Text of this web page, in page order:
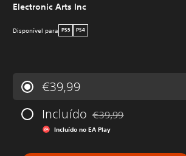
Electronic Arts Inc
Disponível para PS5 PS4
€39,99
Incluído
Com desconto em
€39,99
Incluído no EA Play